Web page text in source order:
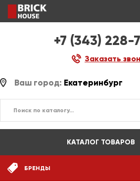
+7 (343) 228-
Заказать
Ваш город: Екатеринбург
КАТАЛОГ ТОВАРОВ
БРЕНДЫ